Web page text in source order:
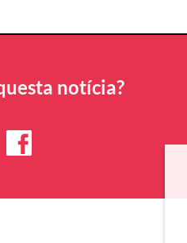
notícia?